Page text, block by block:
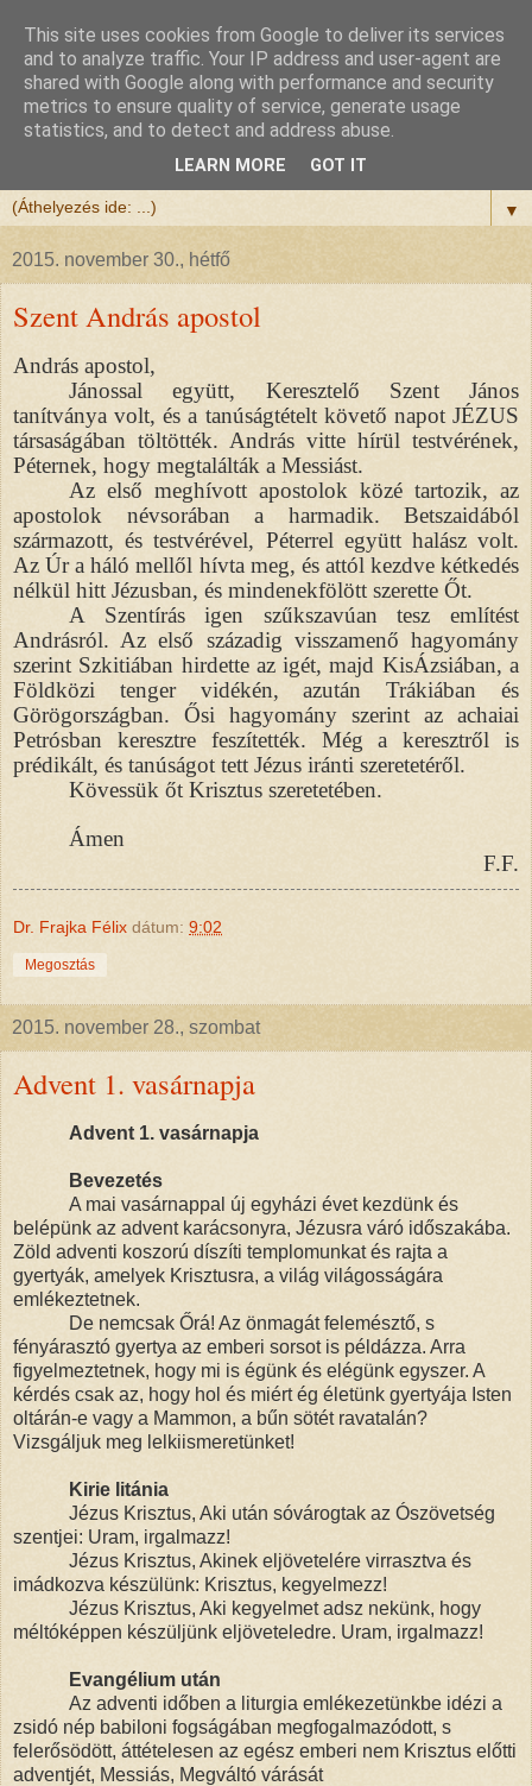
Félix atya
Szeretettel köszöntöm a honlapomra ellátogatót.
▼
2015. november 30., hétfő
Szent András apostol
András apostol,
Jánossal együtt, Keresztelő Szent János
tanítványa volt, és a tanúságtételt követő napot JÉZUS
társaságában töltötték. András vitte hírül testvérének,
Péternek, hogy megtalálták a Messiást.
Az első meghívott apostolok közé tartozik, az
apostolok névsorában a harmadik. Betszaidából
származott, és testvérével, Péterrel együtt halász volt.
Az Úr a háló mellől hívta meg, és attól kezdve kétkedés
nélkül hitt Jézusban, és mindenekfölött szerette Őt.
A Szentírás igen szűkszavúan tesz említést
Andrásról. Az első századig visszamenő hagyomány
szerint Szkitiában hirdette az igét, majd KisÁzsiában, a
Földközi tenger vidékén, azután Trákiában és
Görögországban. Ősi hagyomány szerint az achaiai
Petrósban keresztre feszítették. Még a keresztről is
prédikált, és tanúságot tett Jézus iránti szeretetéről.
Kövessük őt Krisztus szeretetében.
Ámen
F.F.
Dr. Frajka Félix dátum: 9:02
Megosztás
2015. november 28., szombat
Advent 1. vasárnapja
Advent 1. vasárnapja
Bevezetés
A mai vasárnappal új egyházi évet kezdünk és
belépünk az advent karácsonyra, Jézusra váró időszakába.
Zöld adventi koszorú díszíti templomunkat és rajta a
gyertyák, amelyek Krisztusra, a világ világosságára
emlékeztetnek.
De nemcsak Őrá! Az önmagát felemésztő, s
fényárasztó gyertya az emberi sorsot is példázza. Arra
figyelmeztetnek, hogy mi is égünk és elégünk egyszer. A
kérdés csak az, hogy hol és miért ég életünk gyertyája Isten
oltárán-e vagy a Mammon, a bűn sötét ravatalán?
Vizsgáljuk meg lelkiismeretünket!
Kirie litánia
Jézus Krisztus, Aki után sóvárogtak az Ószövetség
szentjei: Uram, irgalmazz!
Jézus Krisztus, Akinek eljövetelére virrasztva és
imádkozva készülünk: Krisztus, kegyelmezz!
Jézus Krisztus, Aki kegyelmet adsz nekünk, hogy
méltóképpen készüljünk eljöveteledre. Uram, irgalmazz!
Evangélium után
Az adventi időben a liturgia emlékezetünkbe idézi a
zsidó nép babiloni fogságában megfogalmazódott, s
felerősödött, áttételesen az egész emberi nem Krisztus előtti
adventjét, Messiás, Megváltó várását
This site uses cookies from Google to deliver its services
and to analyze traffic. Your IP address and user-agent are
shared with Google along with performance and security
metrics to ensure quality of service, generate usage
statistics, and to detect and address abuse.
LEARN MORE GOT IT